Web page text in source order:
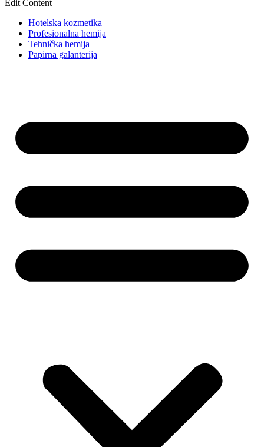
Edit Content
Hotelska kozmetika
Profesionalna hemija
Tehnička hemija
Papirna galanterija